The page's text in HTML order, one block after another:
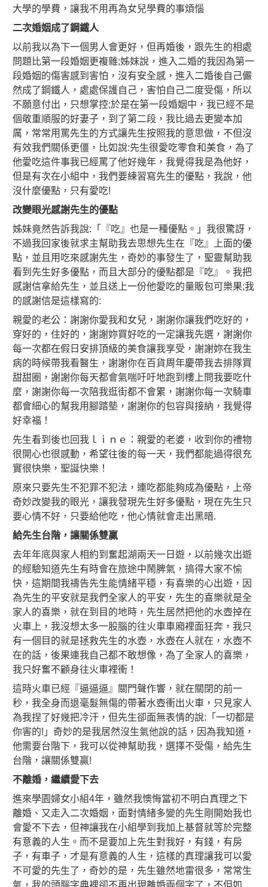
大學的學費，讓我不用再為女兒學費的事煩惱
二次婚姻成了鋼鐵人
以前我以為下一個男人會更好，但再婚後，跟先生的相處
問題比第一段婚姻更複雜;姊妹說，進入二婚的我因為第一
段婚姻的傷害感到害怕，沒有安全感，進入二婚後自己儼
然成了鋼鐵人，處處保護自己，害怕自己二度受傷，所以
不願意付出，只想掌控;於是在第一段婚姻中，我已經不是
個敬重順服的好妻子，到了第二段，我比過去更變本加
厲，常常用罵先生的方式讓先生按照我的意思做，不但沒
有效我們關係更僵，比如說:先生很愛吃零食和美食，為了
他愛吃這件事我已經罵了他好幾年，我覺得我是為他好，
但是有次在小組中，我們要練習寫先生的優點，我說，他
沒什麼優點，只有愛吃!
改變眼光感謝先生的優點
姊妹竟然告訴我說:「『吃』也是一種優點。」我很驚訝，
不過我回家後就求主幫助我去思想先生在『吃』上面的優
點，並且用吃來感謝先生，奇妙的事發生了，聖靈幫助我
看到先生好多優點，而且大部分的優點都是『吃』。我把
感謝信拿給先生，並且送上一份他愛吃的量販包可樂果;我
的感謝信是這樣寫的:
親愛的老公：謝謝你愛我和女兒，謝謝你讓我們吃好的，
穿好的，住好的，謝謝妳買好吃的一定讓我先選，謝謝你
每一次都在假日安排頂級的美食讓我享受，謝謝妳在我生
病的時候帶我看醫生，謝謝你在百貨周年慶帶我去排隊買
甜甜圈，謝謝你每天都會氣喘吁吁地跑到樓上問我要吃什
麼，謝謝你每一次陪我逛街都不會累，謝謝你每一次騎車
都會細心的幫我用腳踏墊，謝謝你的包容與接納，我覺得
好幸福！
先生看到後也回我ｌｉｎｅ：親愛的老婆，收到你的禮物
很開心也很感動，希望往後的每一天，我們都能過得很充
實很快樂，聖誕快樂！
原來只要先生不犯罪不犯法，連吃都能夠成為優點，上帝
奇妙改變我的眼光，讓我發現先生好多優點，現在先生只
要心情不好，只要給他吃，他心情就會走出黑暗.
給先生台階，讓關係雙贏
去年年底與家人相約到奮起湖兩天一日遊，以前幾次出遊
的經驗知道先生有時會在旅途中鬧脾氣，搞得大家不愉
快，這期間我禱告先生能情緒平穩，有喜樂的心出遊，因
為先生的平安就是我們全家人的平安，先生的喜樂就是全
家人的喜樂，就在到目的地時，先生居然把他的水壺掉在
火車上，我沒想太多一股腦的往火車車廂裡面狂奔，我只
有一個目的就是拯救先生的水壺，水壺在人就在，水壺不
在的話，後果連我自己都不敢想像，為了全家人的喜樂，
我只好奮不顧身往火車裡衝！
這時火車已經『逼逼逼』關門聲作響，就在關閉的前一
秒，我全身而退毫髮無傷的帶著水壺衝出火車，只見家人
為我捏了好幾把冷汗，但先生卻面無表情的說:「一切都是
你害的!」奇妙的是我居然沒生氣他說的話，因為我知道，
他需要台階下，我可以從神幫助我，選擇不受傷，給先生
台階，讓關係雙贏!
不離婚，繼續愛下去
進來學園婦女小組4年，雖然我懊悔當初不明白真理之下
離婚、又走入二次婚姻，面對情緒多變的先生剛開始我也
會愛不下去，但神讓我在小組學到我加上基督就等於完整
有意義的人生。而不是要加上先生對我好，有錢，有房
子，有車子，才是有意義的人生，這樣的真理讓我可以愛
不可愛的先生了，奇妙的是，先生雖然地雷很多，常常生
氣，我的頭腦字典裡卻不再出現離婚兩個字了，不但如